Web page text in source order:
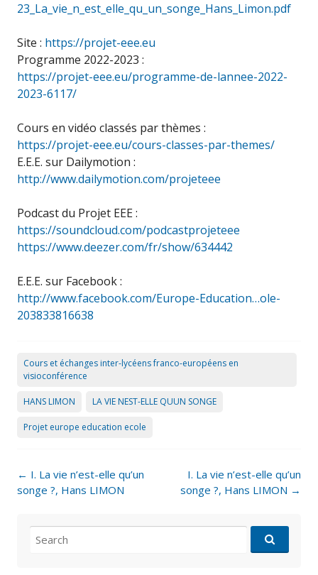
23_La_vie_n_est_elle_qu_un_songe_Hans_Limon.pdf
Site : https://projet-eee.eu
Programme 2022-2023 :
https://projet-eee.eu/programme-de-lannee-2022-
2023-6117/
Cours en vidéo classés par thèmes :
https://projet-eee.eu/cours-classes-par-themes/
E.E.E. sur Dailymotion :
http://www.dailymotion.com/projeteee
Podcast du Projet EEE :
https://soundcloud.com/podcastprojeteee
https://www.deezer.com/fr/show/634442
E.E.E. sur Facebook :
http://www.facebook.com/Europe-Education…ole-
203833816638
Cours et échanges inter-lycéens franco-européens en
visioconférence
HANS LIMON LA VIE NEST-ELLE QUUN SONGE
Projet europe education ecole
Post
navigation
← I. La vie n’est-elle qu’un
songe ?, Hans LIMON
I. La vie n’est-elle qu’un
songe ?, Hans LIMON →
for: